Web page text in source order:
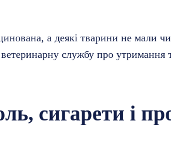
а деякі тварини не мали
службу про утримання
сигарети і